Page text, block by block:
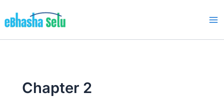
to
content
Chapter 2